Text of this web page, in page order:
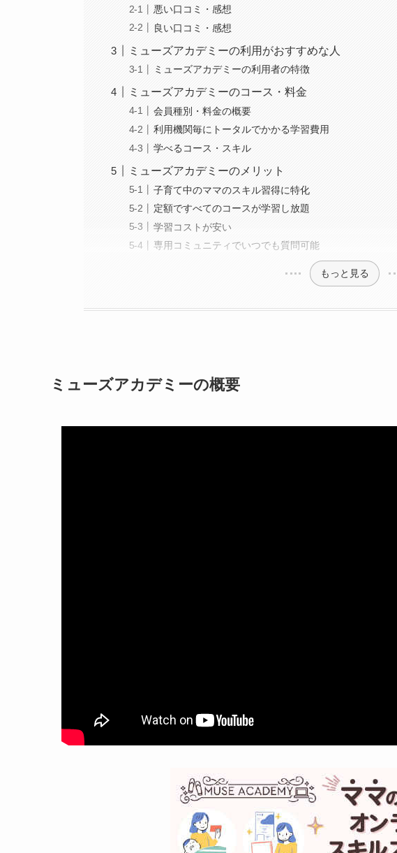
悪い口コミ・感想
良い口コミ・感想
ミューズアカデミーの利用がおすすめな人
ミューズアカデミーの利用者の特徴
ミューズアカデミーのコース・料金
会員種別・料金の概要
利用機関毎にトータルでかかる学習費用
学べるコース・スキル
ミューズアカデミーのメリット
子育て中のママのスキル習得に特化
定額ですべてのコースが学習し放題
学習コストが安い
専用コミュニティでいつでも質問可能
もっと見る
ミューズアカデミーの概要